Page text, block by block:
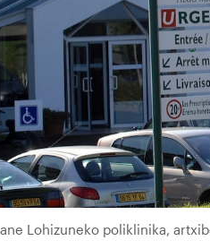
Lohizuneko poliklinika,